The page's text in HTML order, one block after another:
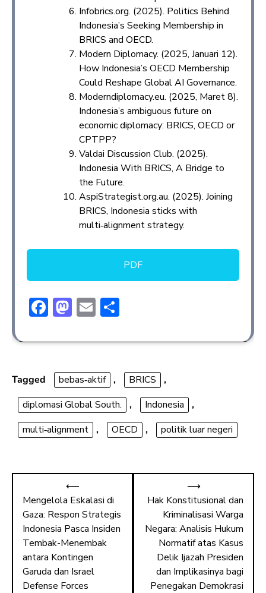
Infobrics.org. (2025). Politics Behind
Indonesia’s Seeking Membership in
BRICS and OECD.
Modern Diplomacy. (2025, Januari 12).
How Indonesia’s OECD Membership
Could Reshape Global AI Governance.
Moderndiplomacy.eu. (2025, Maret 8).
Indonesia’s ambiguous future on
economic diplomacy: BRICS, OECD or
CPTPP?
Valdai Discussion Club. (2025).
Indonesia With BRICS, A Bridge to
the Future.
AspiStrategist.org.au. (2025). Joining
BRICS, Indonesia sticks with
multi‑alignment strategy.
PDF
F
e
o
ok
M
st
d
o
n
E
ai ar
Tagged bebas‑aktif , BRICS
,
diplomasi Global South.
, Indonesia
,
multi‑alignment , OECD , politik luar negeri
⟵
Mengelola Eskalasi di
Gaza: Respon Strategis
Indonesia Pasca Insiden
Tembak-Menembak
antara Kontingen
Garuda dan Israel
Defense Forces
Hak Konstitusional dan
Kriminalisasi Warga
Negara: Analisis Hukum
Normatif atas Kasus
Delik Ijazah Presiden
dan Implikasinya bagi
Penegakan Demokrasi
⟶